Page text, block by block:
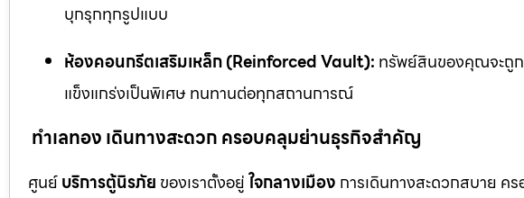
บุกรุกทุกรูปแบบ
ห้องคอนกรีตเสริมเหล็ก (Reinforced Vault): ทรัพย์สินของคุณจะถูก
แข็งแกร่งเป็นพิเศษ ทนทานต่อทุกสถานการณ์
ทำเลทอง เดินทางสะดวก ครอบคลุมย่านธุรกิจสำคัญ
ศูนย์บริการตู้นิรภัย ของเราตั้งอยู่ใจกลางเมือง การเดินทางสะดวกสบาย ค